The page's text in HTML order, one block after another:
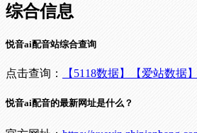
综合信息
悦音ai配音站综合查询
点击查询： 【5118数据】 【爱站数据】
悦音ai配音的最新网址是什么？